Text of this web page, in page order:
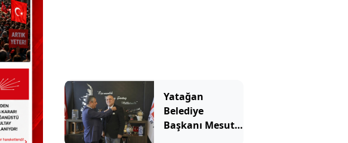
Yatağan
Belediye
Başkanı Mesut